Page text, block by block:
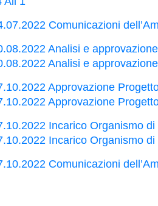
Comunicazioni
Analisi e
Analisi e
Approvazione
Approvazione
Incarico Organismo
Incarico Organismo
Comunicazioni